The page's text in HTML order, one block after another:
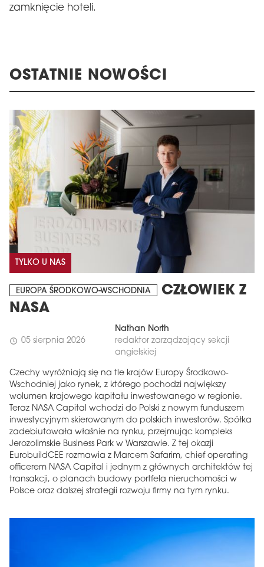
zamknięcie hoteli.
OSTATNIE NOWOŚCI
TYLKO U NAS
EUROPA ŚRODKOWO-WSCHODNIA
CZŁOWIEK Z
NASA
schedule 05 sierpnia 2026
Nathan North
redaktor zarządzający sekcji
angielskiej
Czechy wyróżniają się na tle krajów Europy Środkowo-
Wschodniej jako rynek, z którego pochodzi największy
wolumen krajowego kapitału inwestowanego w regionie.
Teraz NASA Capital wchodzi do Polski z nowym funduszem
inwestycyjnym skierowanym do polskich inwestorów. Spółka
zadebiutowała właśnie na rynku, przejmując kompleks
Jerozolimskie Business Park w Warszawie. Z tej okazji
EurobuildCEE rozmawia z Marcem Safarim, chief operating
officerem NASA Capital i jednym z głównych architektów tej
transakcji, o planach budowy portfela nieruchomości w
Polsce oraz dalszej strategii rozwoju firmy na tym rynku.